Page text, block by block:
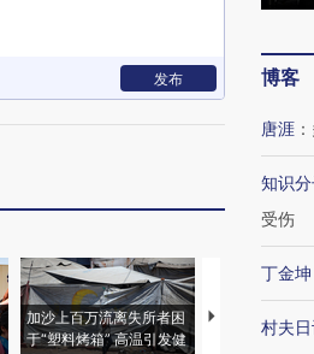
发布
加沙上百万流离失所者困
于“塑料烤箱” 高温引发健
视线｜HYROX
术：是什么让
博客
唐涯 ：
知识
受伤
丁金坤
村夫